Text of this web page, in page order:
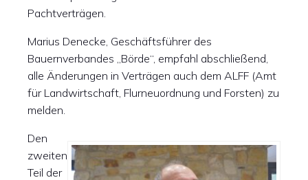
Pachtverträgen.
Marius Denecke, Geschäftsführer des
Bauernverbandes „Börde“, empfahl abschließend,
alle Änderungen in Verträgen auch dem ALFF (Amt
für Landwirtschaft, Flurneuordnung und Forsten) zu
melden.
Den
zweiten
Teil der